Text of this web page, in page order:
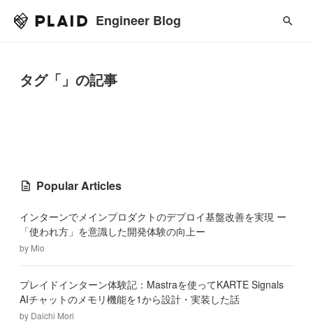
Engineer Blog
タグ「」の記事
Popular Articles
インターンでメインプロダクトのデプロイ基盤改善を実現 ー
「使われ方」を意識した開発体験の向上ー
by Mio
プレイドインターン体験記：Mastraを使ってKARTE Signals
AIチャットのメモリ機能を1から設計・実装した話
by Daichi Mori